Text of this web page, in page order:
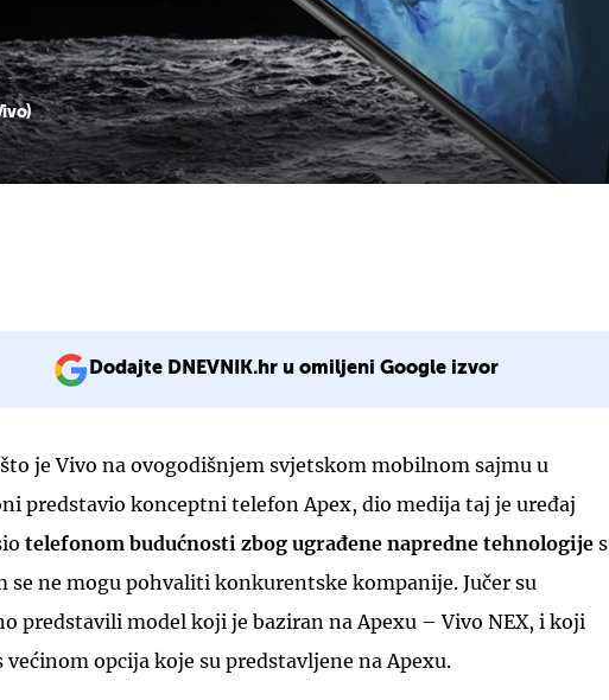
Dodajte DNEVNIK.hr u omiljeni Google izvor
je Vivo na ovogodišnjem svjetskom mobilnom sajmu u
predstavio konceptni telefon Apex, dio medija taj je uređaj
telefonom budućnosti zbog ugrađene napredne tehnologije s
se ne mogu pohvaliti konkurentske kompanije. Jučer su
predstavili model koji je baziran na Apexu – Vivo NEX, i koji
većinom opcija koje su predstavljene na Apexu.